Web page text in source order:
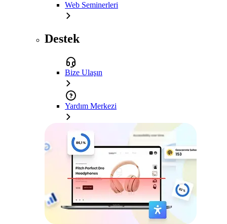
Web Seminerleri
Destek
Bize Ulaşın
Yardım Merkezi